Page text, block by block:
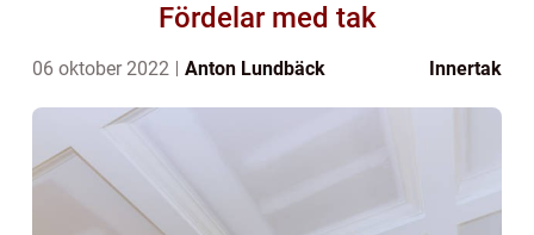
Fördelar med tak
06 oktober 2022 Anton Lundbäck Innertak